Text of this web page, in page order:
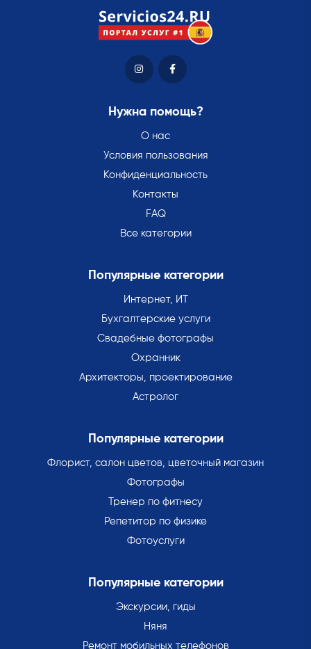
Нужна помощь?
О нас
Условия пользования
Конфиденциальность
Контакты
FAQ
Все категории
Популярные категории
Интернет, ИТ
Бухгалтерские услуги
Свадебные фотографы
Охранник
Архитекторы, проектирование
Астролог
Популярные категории
Флорист, салон цветов, цветочный магазин
Фотографы
Тренер по фитнесу
Репетитор по физике
Фотоуслуги
Популярные категории
Экскурсии, гиды
Няня
Ремонт мобильных телефонов